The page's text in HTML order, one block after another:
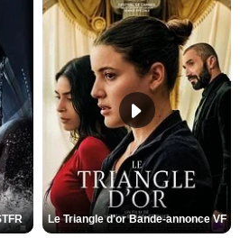
Le Triangle d'or Bande-annonce VF